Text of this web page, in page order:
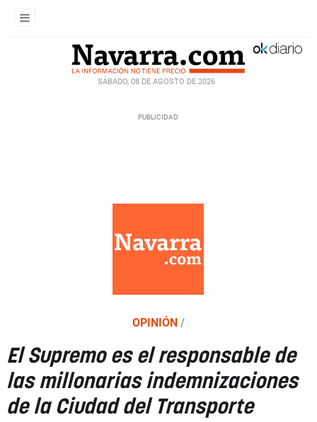
SÁBADO, 08 DE AGOSTO DE 2026
OPINIÓN /
El Supremo es el responsable de
las millonarias indemnizaciones
de la Ciudad del Transporte